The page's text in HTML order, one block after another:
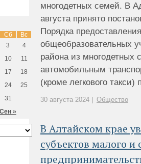
многодетных семей. В
августа принято
Порядка
общеобразовательных
района из многодетных
автомобильным
(кроме легкового
30 августа 2024 | Общество
В Алтайском крае
субъектов малого и
Сб Вс
Сен »
3
4
10
11
17
18
24
25
31